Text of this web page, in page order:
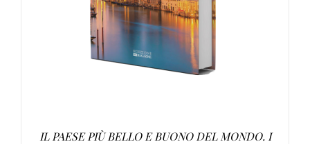
IL PAESE PIÙ BELLO E BUONO DEL MONDO. I